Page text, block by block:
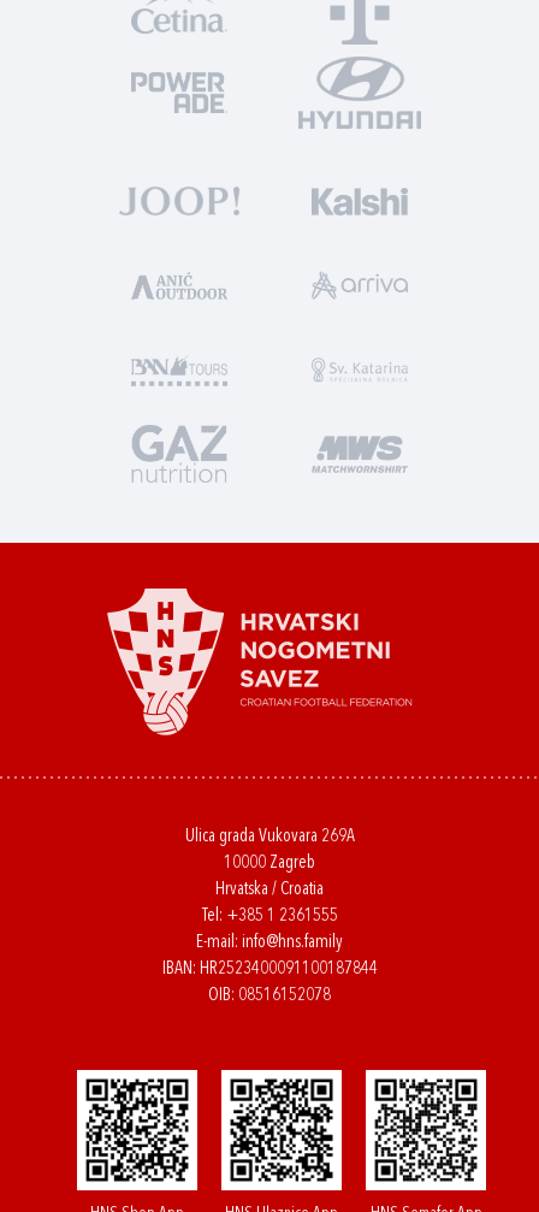
Ulica grada Vukovara 269A
10000 Zagreb
Hrvatska / Croatia
Tel: +385 1 2361555
E-mail: info@hns.family
IBAN: HR2523400091100187844
OIB: 08516152078